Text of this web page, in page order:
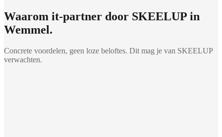
Waarom it-partner door SKEELUP in
Wemmel.
Concrete voordelen, geen loze beloftes. Dit mag je van SKEELUP
verwachten.